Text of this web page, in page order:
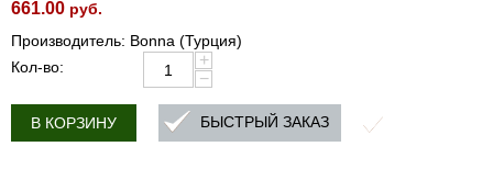
661.00 руб.
Производитель: Bonna (Турция)
Кол-во:
+
−
В КОРЗИНУ БЫСТРЫЙ ЗАКАЗ